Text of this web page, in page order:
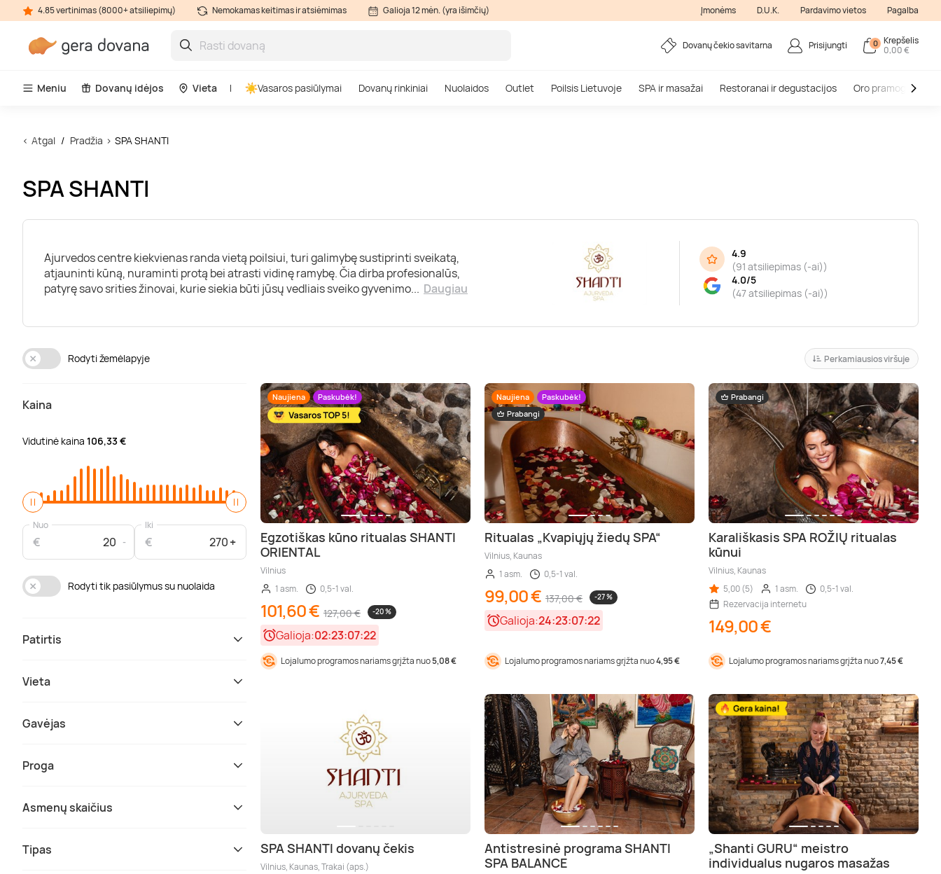
4.85 vertinimas (8000+ atsiliepimų) Nemokamas keitimas ir atsiėmimas Galioja 12 mėn. (yra išimčių) Įmonėms D.U.K. Pardavimo vietos Pagalba
Dovanų čekio savitarna Prisijungti 0 Krepšelis
0,00 €
Meniu Dovanų idėjos Vieta Vasaros pasiūlymai Dovanų rinkiniai Nuolaidos Outlet Poilsis Lietuvoje SPA ir masažai Restoranai ir degustacijos Oro pramogos
Atgal Pradžia SPA SHANTI
SPA SHANTI
Ajurvedos centre kiekvienas randa vietą poilsiui, turi galimybę sustiprinti sveikatą,
atjauninti kūną, nuraminti protą bei atrasti vidinę ramybę. Čia dirba profesionalūs,
patyrę savo srities žinovai, kurie siekia būti jūsų vedliais sveiko gyvenimo... Daugiau
4.9
(91 atsiliepimas (-ai))
4.0/5
(47 atsiliepimas (-ai))
Rodyti žemėlapyje Perkamiausios viršuje
Kaina
Vidutinė kaina 106,33 €
Nuo
€
Iki
€
Rodyti tik pasiūlymus su nuolaida
Patirtis
Vieta
Gavėjas
Proga
Asmenų skaičius
Tipas
Naujiena Paskubėk!
Egzotiškas kūno ritualas SHANTI
ORIENTAL
Vilnius
1 asm.
0,5-1 val.
101,60 € 127,00 € -20 %
Galioja:02:23:07:21
Lojalumo programos nariams grįžta nuo5,08 €
Naujiena
Paskubėk!
Prabangi
Ritualas „Kvapiųjų žiedų SPA“
Vilnius, Kaunas
1 asm.
0,5-1 val.
99,00 € 137,00 € -27 %
Galioja:24:23:07:21
Lojalumo programos nariams grįžta nuo4,95 €
Prabangi
Karališkasis SPA ROŽIŲ ritualas
kūnui
Vilnius, Kaunas
5,00 (5)
1 asm.
0,5-1 val.
Rezervacija internetu
149,00 €
Lojalumo programos nariams grįžta nuo7,45 €
SPA SHANTI dovanų čekis
Vilnius, Kaunas, Trakai (aps.)
Antistresinė programa SHANTI
SPA BALANCE
„Shanti GURU“ meistro
individualus nugaros masažas